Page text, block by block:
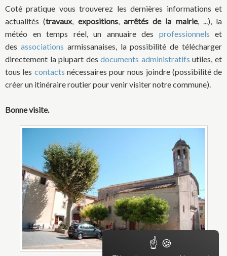
Coté pratique vous trouverez les dernières informations et
actualités (travaux, expositions, arrêtés de la mairie, ...), la
météo en temps réel, un annuaire des professionnels et
des associations armissanaises, la possibilité de télécharger
directement la plupart desdocuments administratifs utiles, et
tous les contacts nécessaires pour nous joindre (possibilité de
créer un itinéraire routier pour venir visiter notre commune).
Bonne visite.